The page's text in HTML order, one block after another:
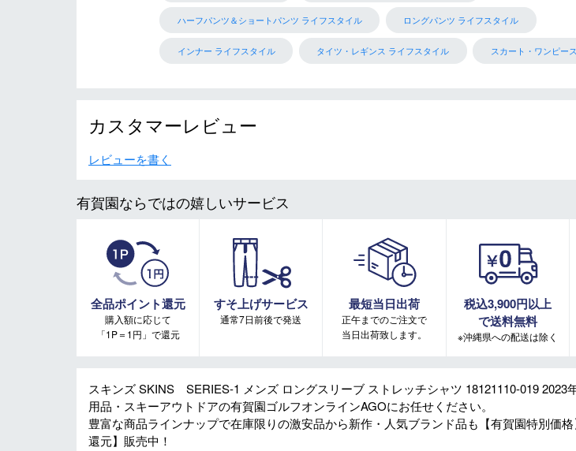
ハーフパンツ＆ショートパンツ ライフスタイル ロングパンツ ライフスタイル
インナー ライフスタイル タイツ・レギンス ライフスタイル スカート・ワンピー
カスタマーレビュー
レビューを書く
有賀園ならではの嬉しいサービス
全品ポイント還元
購入額に応じて
「1P＝1円」で還元
すそ上げサービス
通常7日前後で発送
最短当日出荷
正午までのご注文で
当日出荷致します。
税込3,900円以上
で送料無料
※沖縄県への配送は除く
スキンズ SKINS SERIES-1 メンズ ロングスリーブ ストレッチシャツ 18121110-019 2023
用品・スキーアウトドアの有賀園ゴルフオンラインAGOにお任せください。
豊富な商品ラインナップで在庫限りの激安品から新作・人気ブランド品も【有賀園特別価
還元】販売中！